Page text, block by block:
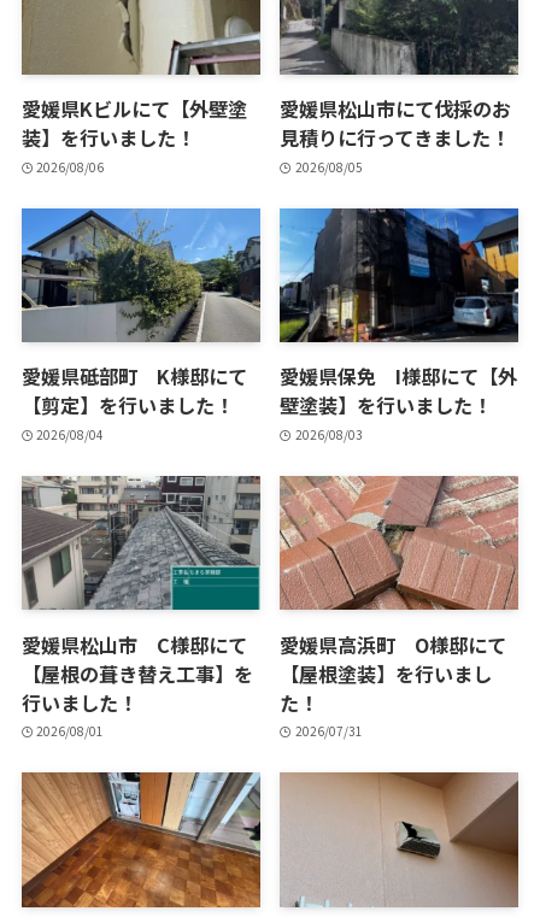
愛媛県Kビルにて【外壁塗
装】を行いました！
2026/08/06
愛媛県松山市にて伐採のお
見積りに行ってきました！
2026/08/05
愛媛県砥部町 K様邸にて
【剪定】を行いました！
2026/08/04
愛媛県保免 I様邸にて【外
壁塗装】を行いました！
2026/08/03
愛媛県松山市 C様邸にて
【屋根の葺き替え工事】を
行いました！
2026/08/01
愛媛県高浜町 O様邸にて
【屋根塗装】を行いまし
た！
2026/07/31